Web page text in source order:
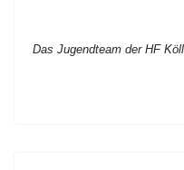
Das Jugendteam der HF